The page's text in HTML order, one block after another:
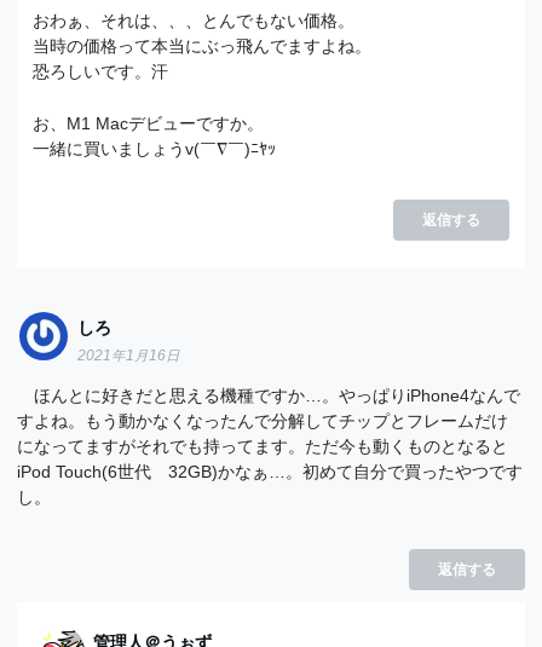
おわぁ、それは、、、とんでもない価格。
当時の価格って本当にぶっ飛んでますよね。
恐ろしいです。汗
お、M1 Macデビューですか。
一緒に買いましょうv(￣∇￣)ﾆﾔｯ
返信する
しろ
2021年1月16日
ほんとに好きだと思える機種ですか…。やっぱりiPhone4なんで
すよね。もう動かなくなったんで分解してチップとフレームだけ
になってますがそれでも持ってます。ただ今も動くものとなると
iPod Touch(6世代 32GB)かなぁ…。初めて自分で買ったやつです
し。
返信する
管理人＠うぉず